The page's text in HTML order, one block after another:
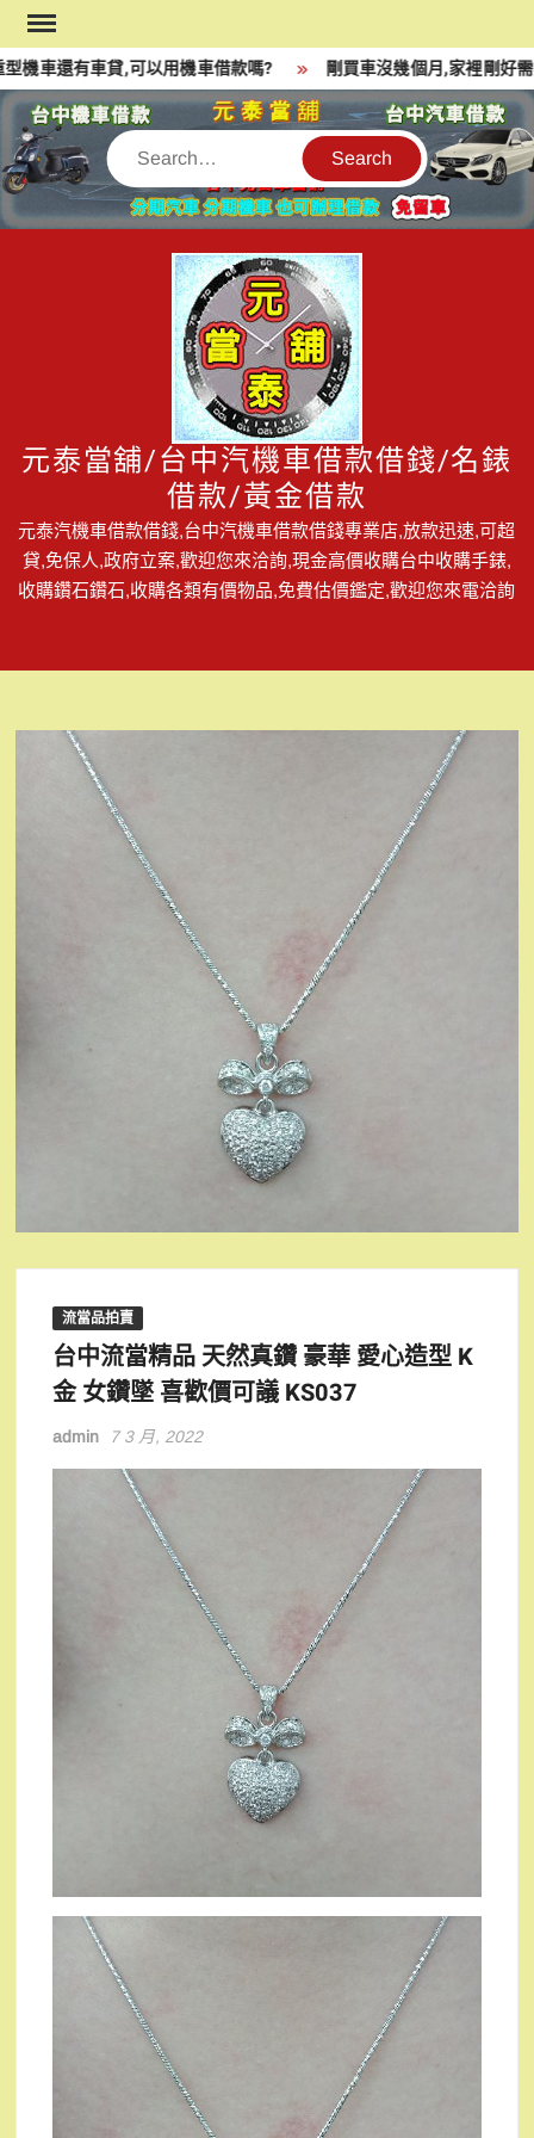
Skip
to
content
機車還有車貸,可以用機車借款嗎? 剛買車沒幾個月,家裡剛好
Search
元泰當舖/台中汽機車借款借錢/名錶
借款/黃金借款
元泰汽機車借款借錢,台中汽機車借款借錢專業店,放款迅速,可超
貸,免保人,政府立案,歡迎您來洽詢,現金高價收購台中收購手錶,
收購鑽石鑽石,收購各類有價物品,免費估價鑑定,歡迎您來電洽詢
流當品拍賣
台中流當精品 天然真鑽 豪華 愛心造型 K
金 女鑽墜 喜歡價可議 KS037
admin 7 3 月, 2022